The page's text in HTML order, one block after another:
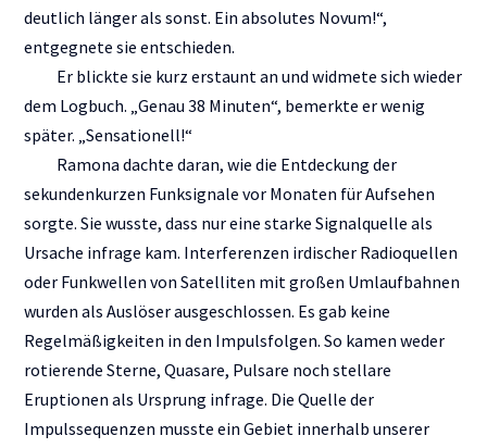
deutlich länger als sonst. Ein absolutes Novum!“,
entgegnete sie entschieden.
Er blickte sie kurz erstaunt an und widmete sich wieder
dem Logbuch. „Genau 38 Minuten“, bemerkte er wenig
später. „Sensationell!“
Ramona dachte daran, wie die Entdeckung der
sekundenkurzen Funksignale vor Monaten für Aufsehen
sorgte. Sie wusste, dass nur eine starke Signalquelle als
Ursache infrage kam. Interferenzen irdischer Radioquellen
oder Funkwellen von Satelliten mit großen Umlaufbahnen
wurden als Auslöser ausgeschlossen. Es gab keine
Regelmäßigkeiten in den Impulsfolgen. So kamen weder
rotierende Sterne, Quasare, Pulsare noch stellare
Eruptionen als Ursprung infrage. Die Quelle der
Impulssequenzen musste ein Gebiet innerhalb unserer